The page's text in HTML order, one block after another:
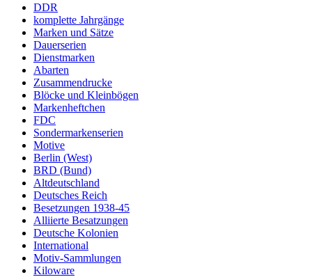
DDR
komplette Jahrgänge
Marken und Sätze
Dauerserien
Dienstmarken
Abarten
Zusammendrucke
Blöcke und Kleinbögen
Markenheftchen
FDC
Sondermarkenserien
Motive
Berlin (West)
BRD (Bund)
Altdeutschland
Deutsches Reich
Besetzungen 1938-45
Alliierte Besatzungen
Deutsche Kolonien
International
Motiv-Sammlungen
Kiloware